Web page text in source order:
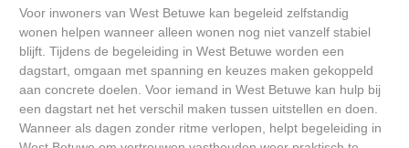
Voor inwoners van West Betuwe kan begeleid zelfstandig
wonen helpen wanneer alleen wonen nog niet vanzelf stabiel
blijft. Tijdens de begeleiding in West Betuwe worden een
dagstart, omgaan met spanning en keuzes maken gekoppeld
aan concrete doelen. Voor iemand in West Betuwe kan hulp bij
een dagstart net het verschil maken tussen uitstellen en doen.
Wanneer als dagen zonder ritme verlopen, helpt begeleiding in